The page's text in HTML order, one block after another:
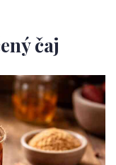
čaj